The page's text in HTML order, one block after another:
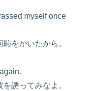
myself once
をかいたから。
誘ってみなよ。